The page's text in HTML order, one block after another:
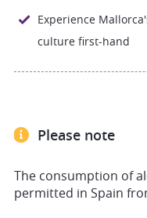
bañados por el sol,
la fascinante historia
Después de la visita,
desde vinos blancos
elegantes vinos
Experience
culture first-hand
Please note
The consumption of
permitted in Spain